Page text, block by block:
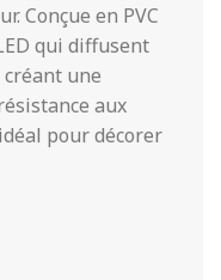
Conçue en PVC
qui diffusent
une
aux
pour décorer